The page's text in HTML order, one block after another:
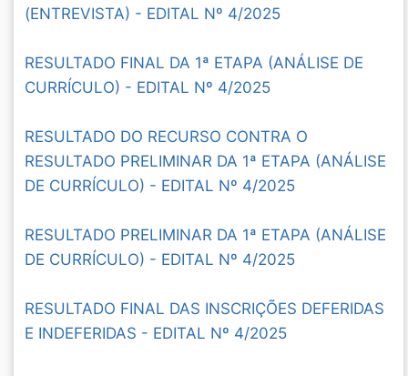
(ENTREVISTA) - EDITAL Nº 4/2025
RESULTADO FINAL DA 1ª ETAPA (ANÁLISE DE
CURRÍCULO) - EDITAL Nº 4/2025
RESULTADO DO RECURSO CONTRA O
RESULTADO PRELIMINAR DA 1ª ETAPA (ANÁLISE
DE CURRÍCULO) - EDITAL Nº 4/2025
RESULTADO PRELIMINAR DA 1ª ETAPA (ANÁLISE
DE CURRÍCULO) - EDITAL Nº 4/2025
RESULTADO FINAL DAS INSCRIÇÕES DEFERIDAS
E INDEFERIDAS - EDITAL Nº 4/2025